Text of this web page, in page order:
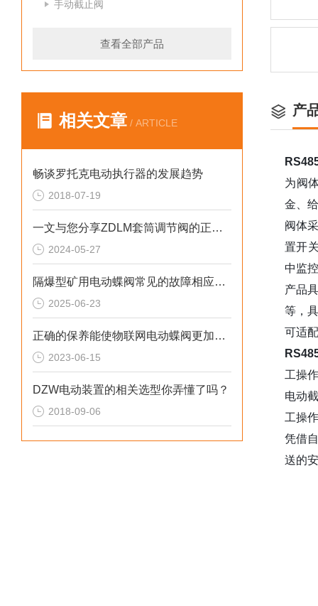
手动截止阀
查看全部产品
相关文章 / ARTICLE
畅谈罗托克电动执行器的发展趋势
2018-07-19
一文与您分享ZDLM套筒调节阀的正确安装步骤及要点
2024-05-27
隔爆型矿用电动蝶阀常见的故障相应解决方法
2025-06-23
正确的保养能使物联网电动蝶阀更加稳定
2023-06-15
DZW电动装置的相关选型你弄懂了吗？
2018-09-06
产
为阀
金、
阀体
置开
中监
产品
等，
可适
工操
电动
工操
凭借
送的